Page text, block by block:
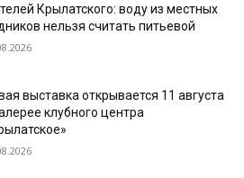
Крылатского: воду из местных
нельзя считать питьевой
выставка открывается 11 августа
клубного центра